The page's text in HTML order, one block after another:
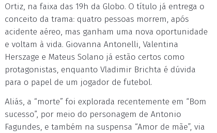
Ortiz, na faixa das 19h da Globo. O título já entrega o
conceito da trama: quatro pessoas morrem, após
acidente aéreo, mas ganham uma nova oportunidade
e voltam à vida. Giovanna Antonelli, Valentina
Herszage e Mateus Solano já estão certos como
protagonistas, enquanto Vladimir Brichta é dúvida
para o papel de um jogador de futebol.
Aliás, a “morte” foi explorada recentemente em “Bom
sucesso”, por meio do personagem de Antonio
Fagundes, e também na suspensa “Amor de mãe”, via